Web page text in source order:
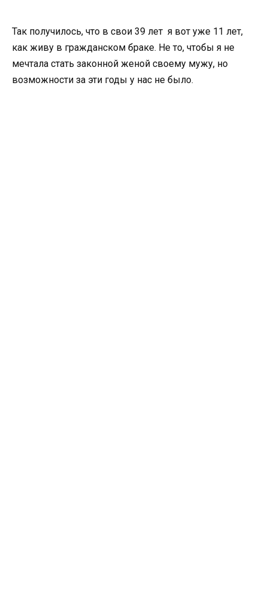
Так получилось, что в свои 39 лет я вот уже 11 лет,
как живу в гражданском браке. Не то, чтобы я не
мечтала стать законной женой своему мужу, но
возможности за эти годы у нас не было.